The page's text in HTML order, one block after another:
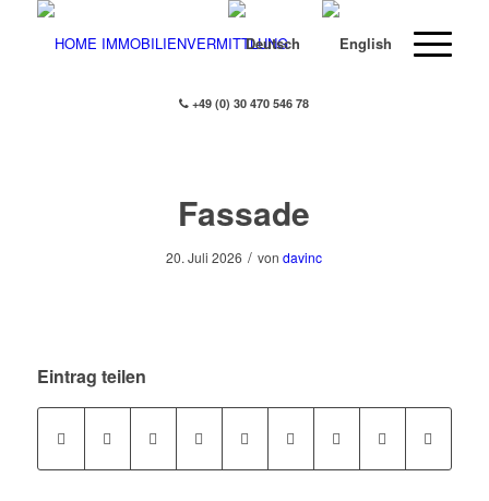
+49 (0) 30 470 546 78
Fassade
20. Juli 2026 / vondavinc
Eintrag teilen